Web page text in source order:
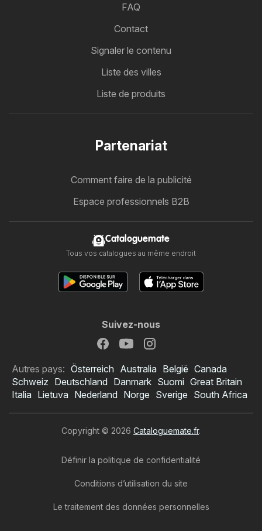
FAQ
Contact
Signaler le contenu
Liste des villes
Liste de produits
Partenariat
Comment faire de la publicité
Espace professionnels B2B
Cataloguemate
Tous vos catalogues au même endroit
Suivez-nous
Autres pays: Österreich Australia België Canada
Schweiz Deutschland Danmark Suomi Great Britain
Italia Lietuva Nederland Norge Sverige South Africa
Copyright © 2026 Cataloguemate.fr.
Définir la politique de confidentialité
Conditions d’utilisation du site
Le traitement des données personnelles